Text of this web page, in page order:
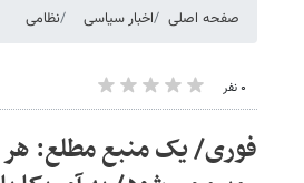
صفحه اصلی اخبار سیاسی نظامی
۰ نفر
فوری/ یک منبع مطلع: هر